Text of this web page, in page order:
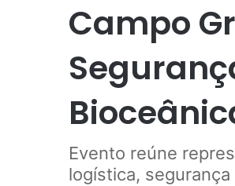
Campo
Evento reúne
logística,